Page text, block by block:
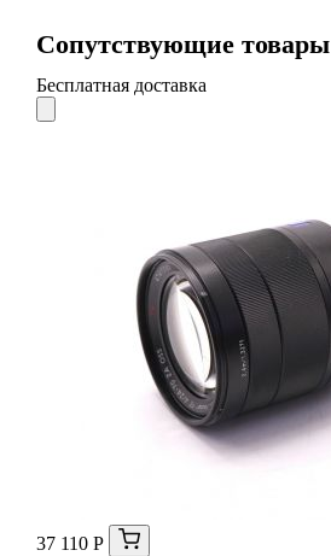
Сопутствующие товары
Бесплатная доставка
37 110 Р